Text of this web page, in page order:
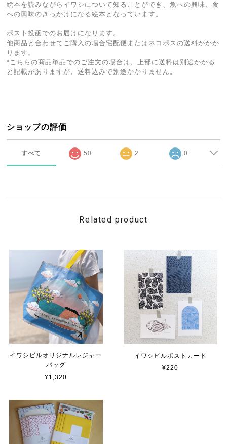
絵本を読みながらイワシについて知ることができ、魚への興味、食
への興味のきっかけになる絵本となっています。
ポスト投函でのお届けになります。
他商品と合わせてご購入の場合宅配便またはネコポスの送料がかか
ります。
*こちらの商品単品でのご注文の場合は、上部に送料は別途かかる
と記載がありますが、送料込みで別途かかりません。
ショップの評価
すべて 50 2 0
Related product
イワシビルオリジナルレジャー
バッグ
¥1,320
イワシビルポストカード
¥220